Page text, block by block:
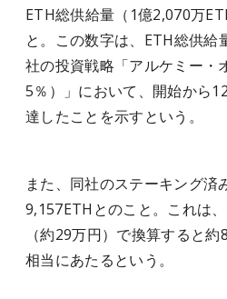
ETH総供給量（1億2,070万
と。この数字は、ETH総供給
社の投資戦略「アルケミー
5％）」において、開始から
達したことを示すという。
また、同社のステーキング済
9,157ETHとのこと。これは
（約29万円）で換算すると約
相当にあたるという。